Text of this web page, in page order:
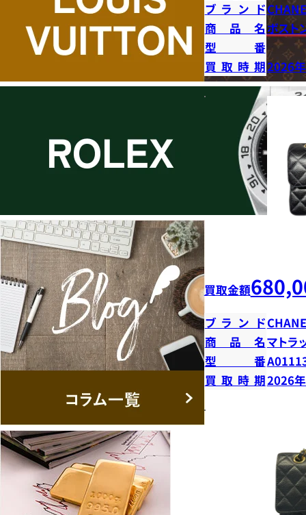
ブランド
商品名ボスト
型番
買取時期2026
買取金額
ブランド
商品名マトラ
型番
買取時期2026